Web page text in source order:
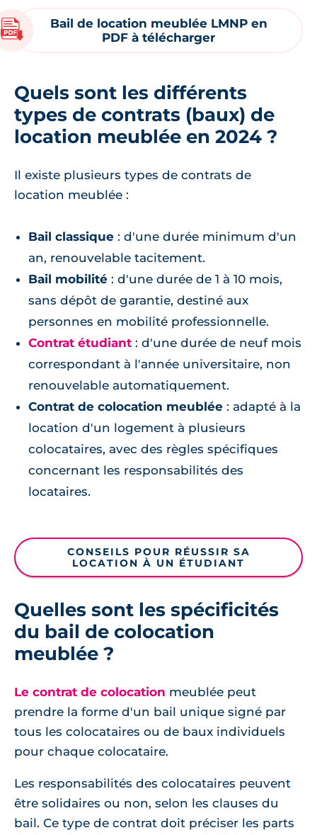
Bail de location meublée LMNP en
PDF à télécharger
Quels sont les différents
types de contrats (baux) de
location meublée en 2024 ?
Il existe plusieurs types de contrats de
location meublée :
Bail classique : d'une durée minimum d'un
an, renouvelable tacitement.
Bail mobilité : d'une durée de 1 à 10 mois,
sans dépôt de garantie, destiné aux
personnes en mobilité professionnelle.
Contrat étudiant : d'une durée de neuf mois
correspondant à l'année universitaire, non
renouvelable automatiquement.
Contrat de colocation meublée : adapté à la
location d'un logement à plusieurs
colocataires, avec des règles spécifiques
concernant les responsabilités des
locataires.
CONSEILS POUR RÉUSSIR SA
LOCATION À UN ÉTUDIANT
Quelles sont les spécificités
du bail de colocation
meublée ?
Le contrat de colocation meublée peut
prendre la forme d'un bail unique signé par
tous les colocataires ou de baux individuels
pour chaque colocataire.
Les responsabilités des colocataires peuvent
être solidaires ou non, selon les clauses du
bail. Ce type de contrat doit préciser les parts